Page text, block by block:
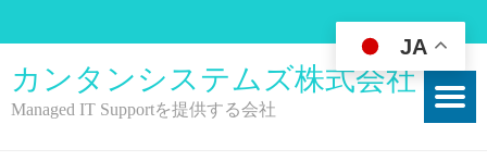
カンタンシステムズ株式会社
Managed IT Supportを提供する会社
JA